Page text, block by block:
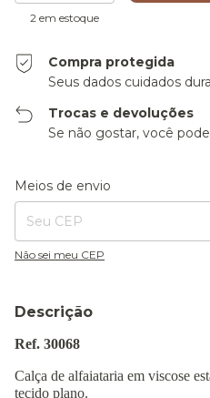
2 em estoque
Compra protegida
Seus dados cuidados
Trocas e devoluções
Se não gostar, você
Entregas para o CEP:
Meios de envio
Não sei meu CEP
Descrição
Ref. 30068
Calça de alfaiataria em viscose
tecido plano.